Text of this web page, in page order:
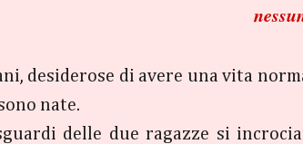
desiderose di avere una vita
nate.
delle due ragazze si